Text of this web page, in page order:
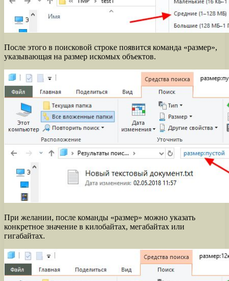
После этого в поисковой строке появится команда «размер»,
указывающая на размер искомых объектов.
При желании, после команды «размер» можно указать
конкретное значение в килобайтах, мегабайтах или
гигабайтах.